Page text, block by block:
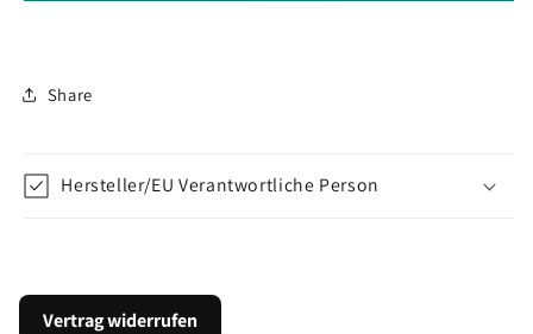
Share
Hersteller/EU Verantwortliche Person
Vertrag widerrufen